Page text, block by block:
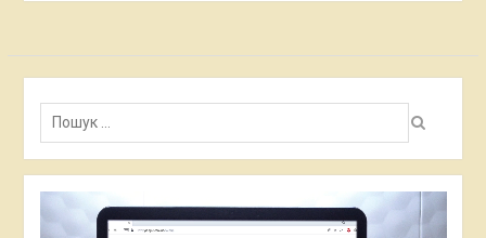
Пошук: